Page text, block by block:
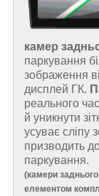
камер
паркування
зображення
дисплей ГК.
реального
й уникнути
усуває сліпу
призводить
паркування.
(камери
елементом